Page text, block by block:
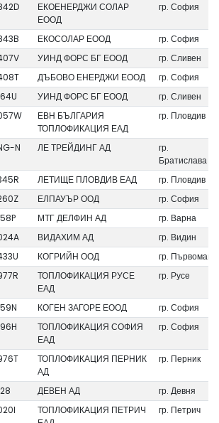
ЕКОЕНЕРДЖИ СОЛАР
ЕООД
гр. София
ЕКОСОЛАР ЕООД
гр. София
УИНД ФОРС БГ ЕООД
гр. Сливен
ДЪБОВО ЕНЕРДЖИ ЕООД
гр. София
УИНД ФОРС БГ ЕООД
гр. Сливен
ЕВН БЪЛГАРИЯ
ТОПЛОФИКАЦИЯ ЕАД
гр. Пловдив
N ЛЕ ТРЕЙДИНГ АД
гр.
Братислава
ЛЕТИЩЕ ПЛОВДИВ ЕАД
гр. Пловдив
ЕЛПАУЪР ООД
гр. София
МТГ ДЕЛФИН АД
гр. Варна
ВИДАХИМ АД
гр. Видин
КОГРИЙН ООД
гр. Първомай
ТОПЛОФИКАЦИЯ РУСЕ
ЕАД
гр. Русе
КОГЕН ЗАГОРЕ ЕООД
гр. София
ТОПЛОФИКАЦИЯ СОФИЯ
ЕАД
гр. София
ТОПЛОФИКАЦИЯ ПЕРНИК
АД
гр. Перник
ДЕВЕН АД
гр. Девня
ТОПЛОФИКАЦИЯ ПЕТРИЧ
гр. Петрич